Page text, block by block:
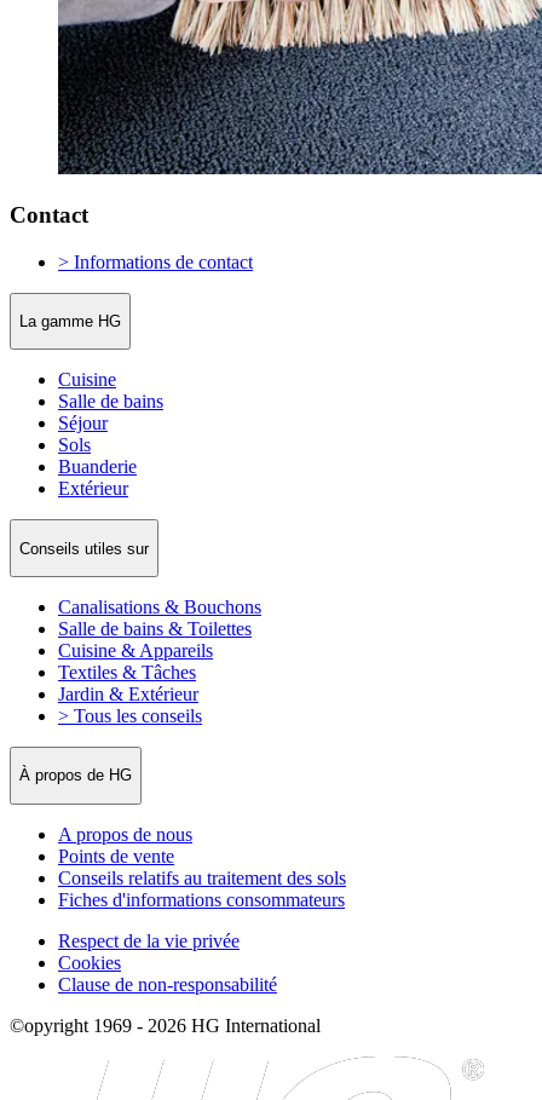
Contact
> Informations de contact
La gamme HG
Cuisine
Salle de bains
Séjour
Sols
Buanderie
Extérieur
Conseils utiles sur
Canalisations & Bouchons
Salle de bains & Toilettes
Cuisine & Appareils
Textiles & Tâches
Jardin & Extérieur
> Tous les conseils
À propos de HG
A propos de nous
Points de vente
Conseils relatifs au traitement des sols
Fiches d'informations consommateurs
Respect de la vie privée
Cookies
Clause de non-responsabilité
©opyright 1969 - 2026 HG International